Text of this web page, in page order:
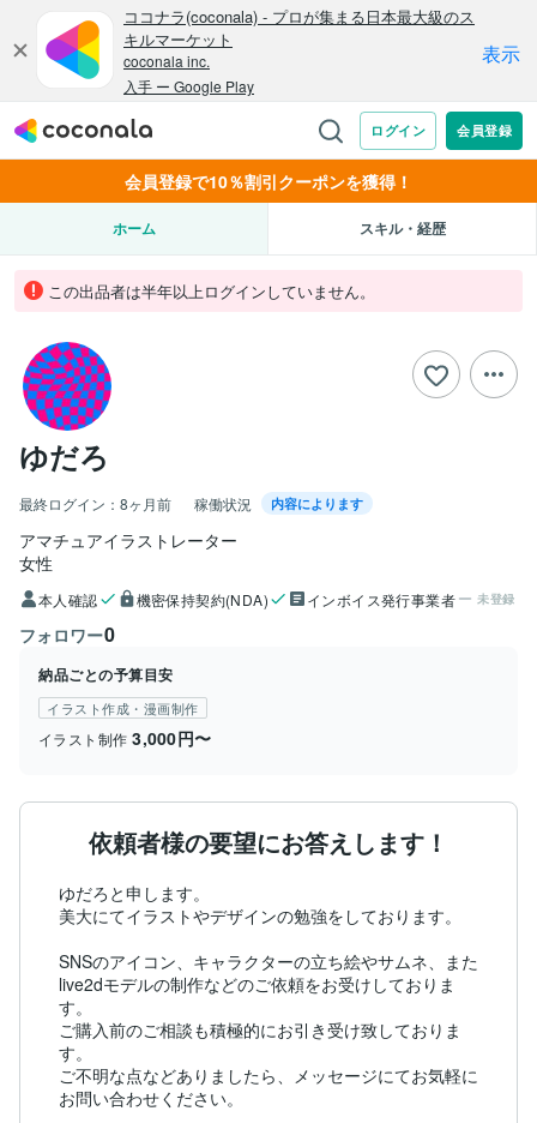
会員登録で10％割引クーポンを獲得！
ホーム スキル・経歴
この出品者は半年以上ログインしていません。
ゆだろ
最終ログイン： 8ヶ月前 稼働状況 内容によります
アマチュアイラストレーター
女性
本人確認 機密保持契約(NDA) インボイス発行事業者 未登録
フォロワー0
納品ごとの予算目安
イラスト作成・漫画制作
イラスト制作 3,000円〜
依頼者様の要望にお答えします！
ゆだろと申します。
美大にてイラストやデザインの勉強をしております。
SNSのアイコン、キャラクターの立ち絵やサムネ、また
live2dモデルの制作などのご依頼をお受けしておりま
す。
ご購入前のご相談も積極的にお引き受け致しておりま
す。
ご不明な点などありましたら、メッセージにてお気軽に
お問い合わせください。